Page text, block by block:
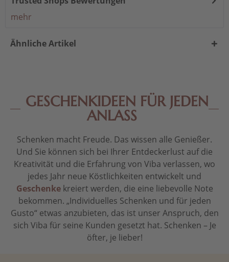
mehr
Ähnliche Artikel
GESCHENKIDEEN FÜR JEDEN
ANLASS
Schenken macht Freude. Das wissen alle Genießer.
Und Sie können sich bei Ihrer Entdeckerlust auf die
Kreativität und die Erfahrung von Viba verlassen, wo
jedes Jahr neue Köstlichkeiten entwickelt und
Geschenkekreiert werden, die eine liebevolle Note
bekommen. „Individuelles Schenken und für jeden
Gusto“ etwas anzubieten, das ist unser Anspruch, den
sich Viba für seine Kunden gesetzt hat. Schenken – Je
öfter, je lieber!